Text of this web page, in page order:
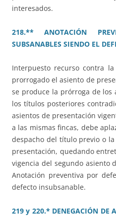
interesados.
218.** ANOTACIÓN
SUBSANABLES SIENDO EL
Interpuesto recurso contra
prorrogado el asiento de
se produce la prórroga de los
los títulos posteriores
asientos de presentación
a las mismas fincas, debe
despacho del título previo o
presentación, quedando
vigencia del segundo asiento
Anotación preventiva por
defecto insubsanable.
219 y 220.* DENEGACIÓN DE